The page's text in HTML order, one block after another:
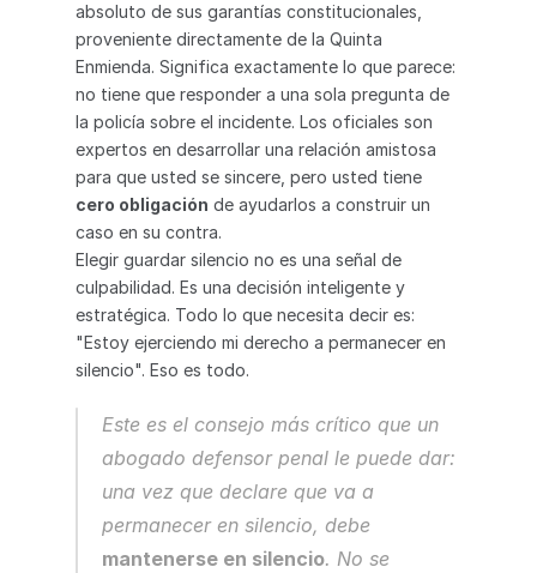
absoluto de sus garantías constitucionales,
proveniente directamente de la Quinta
Enmienda. Significa exactamente lo que parece:
no tiene que responder a una sola pregunta de
la policía sobre el incidente. Los oficiales son
expertos en desarrollar una relación amistosa
para que usted se sincere, pero usted tiene
cero obligación de ayudarlos a construir un
caso en su contra.
Elegir guardar silencio no es una señal de
culpabilidad. Es una decisión inteligente y
estratégica. Todo lo que necesita decir es:
"Estoy ejerciendo mi derecho a permanecer en
silencio". Eso es todo.
Este es el consejo más crítico que un
abogado defensor penal le puede dar:
una vez que declare que va a
permanecer en silencio, debe
mantenerse en silencio. No se